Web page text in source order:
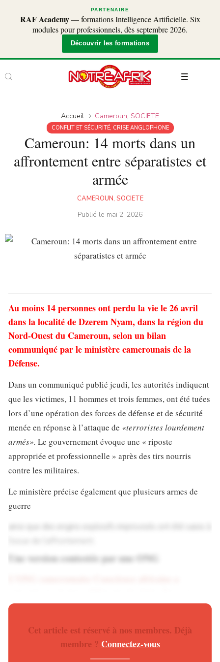
PARTENAIRE
RAF Academy— formations Intelligence Artificielle. Six
modules pour professionnels, dès septembre 2026.
Découvrir les formations
Accueil Cameroun, SOCIETE
CONFLIT ET SÉCURITÉ, CRISE ANGLOPHONE
Cameroun: 14 morts dans un
affrontement entre séparatistes et
armée
CAMEROUN, SOCIETE
Publié le mai 2, 2026
Au moins 14 personnes ont perdu la vie le 26 avril
dans la localité de Dzerem Nyam, dans la région du
Nord-Ouest du Cameroun, selon un bilan
communiqué par le ministère camerounais de la
Défense.
Dans un communiqué publié jeudi, les autorités indiquent
que les victimes, 11 hommes et trois femmes, ont été tuées
lors d’une opération des forces de défense et de sécurité
menée en réponse à l’attaque de «terroristes lourdement
armés». Le gouvernement évoque une « riposte
appropriée et professionnelle » après des tirs nourris
contre les militaires.
Le ministère précise également que plusieurs armes de
guerre
Une version contestée par une ONG
communiqué publié lundi, elle affirme que les
rassemblés lors d’un événement culturel.
l’application pour ne rien rater de
Cet article est réservé à nos membres. Déjà
membre ? Connectez-vous